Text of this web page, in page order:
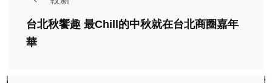
台北秋饗趣 最Chill的中秋就在台北商圈嘉年
華